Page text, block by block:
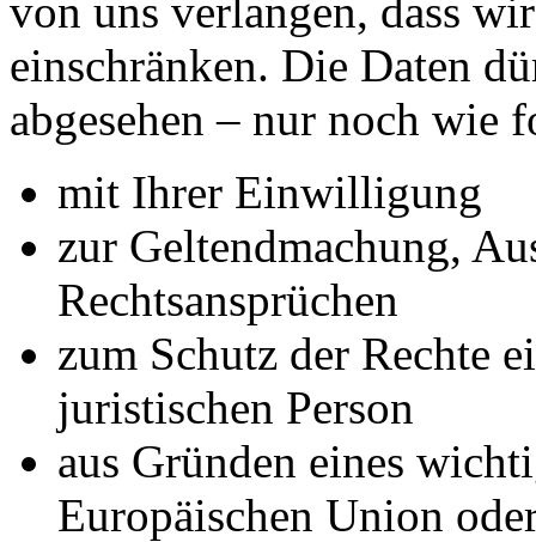
von uns verlangen, dass
einschränken. Die Daten
abgesehen – nur noch wie
mit Ihrer Einwilligung
zur Geltendmachung,
Rechtsansprüchen
zum Schutz der Rechte
juristischen Person
aus Gründen eines
Europäischen Union